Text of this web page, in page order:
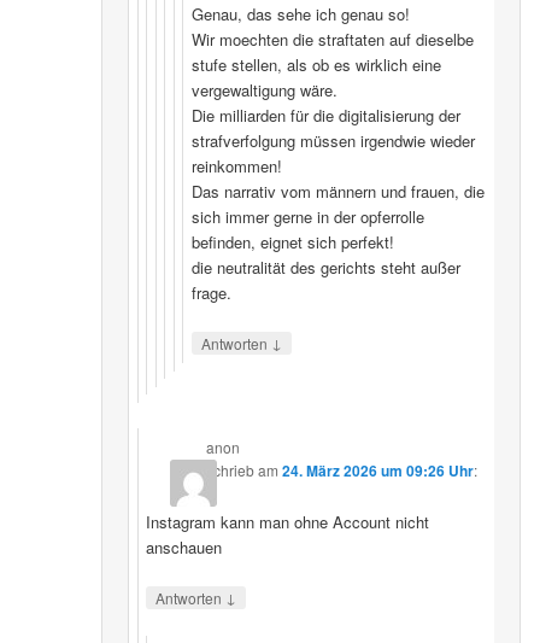
Genau, das sehe ich genau so!
Wir moechten die straftaten auf dieselbe
stufe stellen, als ob es wirklich eine
vergewaltigung wäre.
Die milliarden für die digitalisierung der
strafverfolgung müssen irgendwie wieder
reinkommen!
Das narrativ vom männern und frauen, die
sich immer gerne in der opferrolle
befinden, eignet sich perfekt!
die neutralität des gerichts steht außer
frage.
Antworten ↓
anon
schriebam24. März 2026 um 09:26 Uhr:
Instagram kann man ohne Account nicht
anschauen
Antworten ↓